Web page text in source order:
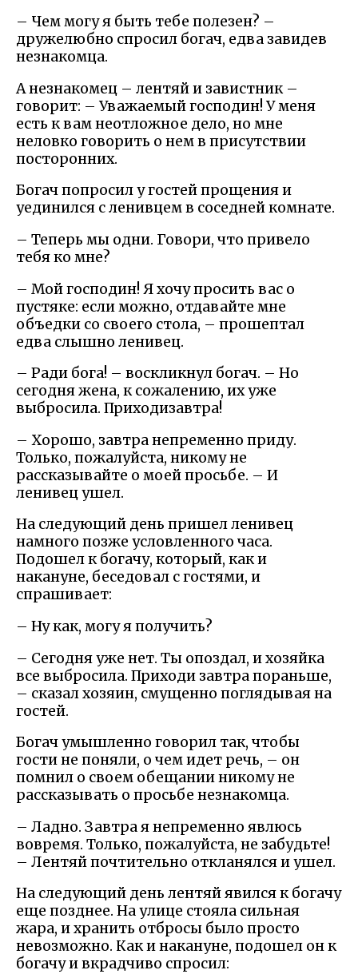
– Чем могу я быть тебе полезен? –
дружелюбно спросил богач, едва завидев
незнакомца.
А незнакомец – лентяй и завистник –
говорит: – Уважаемый господин! У меня
есть к вам неотложное дело, но мне
неловко говорить о нем в присутствии
посторонних.
Богач попросил у гостей прощения и
уединился с ленивцем в соседней комнате.
– Теперь мы одни. Говори, что привело
тебя ко мне?
– Мой господин! Я хочу просить вас о
пустяке: если можно, отдавайте мне
объедки со своего стола, – прошептал
едва слышно ленивец.
– Ради бога! – воскликнул богач. – Но
сегодня жена, к сожалению, их уже
выбросила. Приходизавтра!
– Хорошо, завтра непременно приду.
Только, пожалуйста, никому не
рассказывайте о моей просьбе. – И
ленивец ушел.
На следующий день пришел ленивец
намного позже условленного часа.
Подошел к богачу, который, как и
накануне, беседовал с гостями, и
спрашивает:
– Ну как, могу я получить?
– Сегодня уже нет. Ты опоздал, и хозяйка
все выбросила. Приходи завтра пораньше,
– сказал хозяин, смущенно поглядывая на
гостей.
Богач умышленно говорил так, чтобы
гости не поняли, о чем идет речь, – он
помнил о своем обещании никому не
рассказывать о просьбе незнакомца.
– Ладно. Завтра я непременно явлюсь
вовремя. Только, пожалуйста, не забудьте!
– Лентяй почтительно откланялся и ушел.
На следующий день лентяй явился к богачу
еще позднее. На улице стояла сильная
жара, и хранить отбросы было просто
невозможно. Как и накануне, подошел он к
богачу и вкрадчиво спросил: